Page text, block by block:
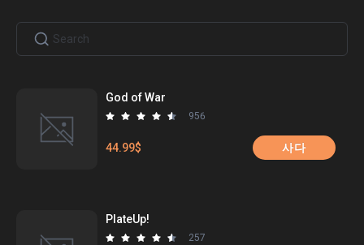
God of War
956
44.99$ 사다
PlateUp!
257